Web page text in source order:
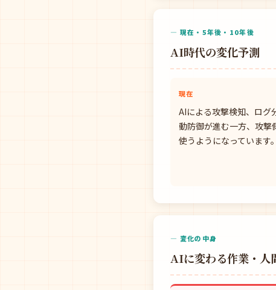
— 現在・5年後・10年後
AI時代の変化予測
現在
AIによる攻撃検知、ログ
動防御が進む一方、攻撃
使うようになっています。
— 変化の中身
AIに変わる作業・人